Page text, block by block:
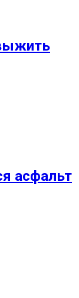
асфальт